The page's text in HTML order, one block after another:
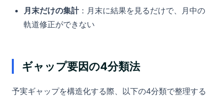
月末だけの集計：月末に結果を見るだけで、月中の
軌道修正ができない
ギャップ要因の4分類法
予実ギャップを構造化する際、以下の4分類で整理する